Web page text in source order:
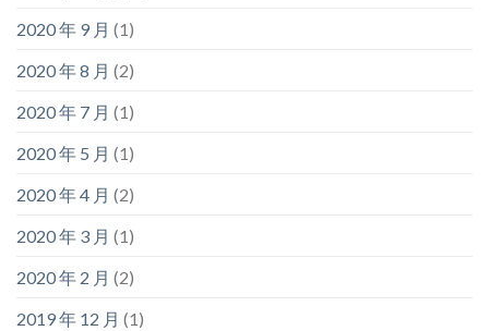
2020 年 9 月 (1)
2020 年 8 月 (2)
2020 年 7 月 (1)
2020 年 5 月 (1)
2020 年 4 月 (2)
2020 年 3 月 (1)
2020 年 2 月 (2)
2019 年 12 月 (1)